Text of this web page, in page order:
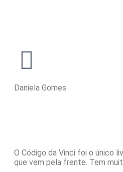
Daniela Gomes
O Código da Vinci foi o único
que vem pela frente. Tem